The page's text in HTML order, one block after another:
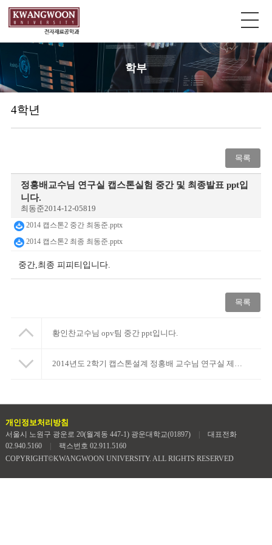
학부
4학년
목록
정홍배교수님 연구실 캡스톤실험 중간 및 최종발표 ppt입
니다.
최동준2014-12-05819
2014 캡스톤2 중간 최동준.pptx
2014 캡스톤2 최종 최동준.pptx
중간,최종 피피티입니다.
목록
황인찬교수님 opv팀 중간 ppt입니다.
2014년도 2학기 캡스톤설계 정홍배 교수님 연구실 제안 보고서 및 최종보고서 입니다.
개인정보처리방침
서울시 노원구 광운로 20(월계동 447-1) 광운대학교(01897)
대표전화
02.940.5160
팩스번호 02.911.5160
COPYRIGHT©KWANGWOON UNIVERSITY. ALL RIGHTS RESERVED